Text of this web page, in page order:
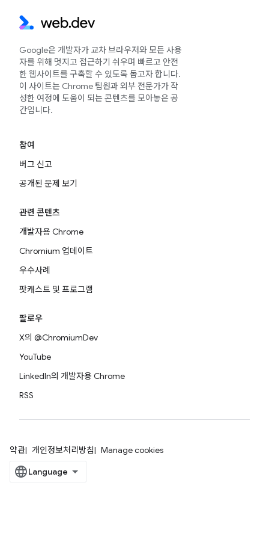
Google은 개발자가 교차 브라우저와 모든 사용
자를 위해 멋지고 접근하기 쉬우며 빠르고 안전
한 웹사이트를 구축할 수 있도록 돕고자 합니다.
이 사이트는 Chrome 팀원과 외부 전문가가 작
성한 여정에 도움이 되는 콘텐츠를 모아놓은 공
간입니다.
참여
버그 신고
공개된 문제 보기
관련 콘텐츠
개발자용 Chrome
Chromium 업데이트
우수사례
팟캐스트 및 프로그램
팔로우
X의 @ChromiumDev
YouTube
LinkedIn의 개발자용 Chrome
RSS
약관 개인정보처리방침 Manage cookies